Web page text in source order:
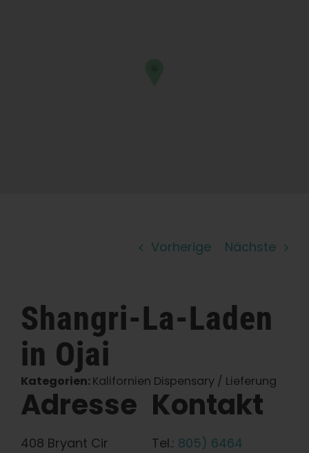
Deutsch
Suche
nach:
Vorherige Nächste
Shangri-La-Laden
in Ojai
Kategorien:Kalifornien Dispensary / Lieferung
Adresse
408 Bryant Cir
Kontakt
Tel.: 805) 6464